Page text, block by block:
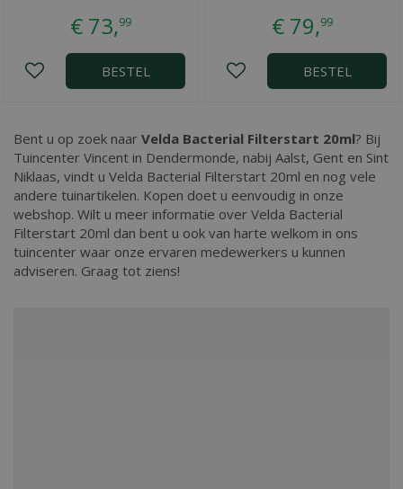
€ 73,99
BESTEL
€ 79,99
BESTEL
Bent u op zoek naar Velda Bacterial Filterstart 20ml? Bij
Tuincenter Vincent in Dendermonde, nabij Aalst, Gent en Sint
Niklaas, vindt u Velda Bacterial Filterstart 20ml en nog vele
andere tuinartikelen. Kopen doet u eenvoudig in onze
webshop. Wilt u meer informatie over Velda Bacterial
Filterstart 20ml dan bent u ook van harte welkom in ons
tuincenter waar onze ervaren medewerkers u kunnen
adviseren. Graag tot ziens!